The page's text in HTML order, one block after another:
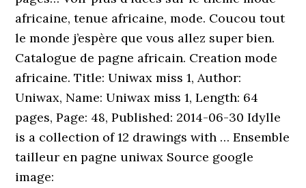
africaine, tenue africaine, mode. Coucou tout
le monde j’espère que vous allez super bien.
Catalogue de pagne africain. Creation mode
africaine. Title: Uniwax miss 1, Author:
Uniwax, Name: Uniwax miss 1, Length: 64
pages, Page: 48, Published: 2014-06-30 Idylle
is a collection of 12 drawings with … Ensemble
tailleur en pagne uniwax Source google
image: